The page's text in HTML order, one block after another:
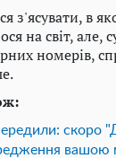
з'ясувати, в
на світ, але,
номерів,
скоро